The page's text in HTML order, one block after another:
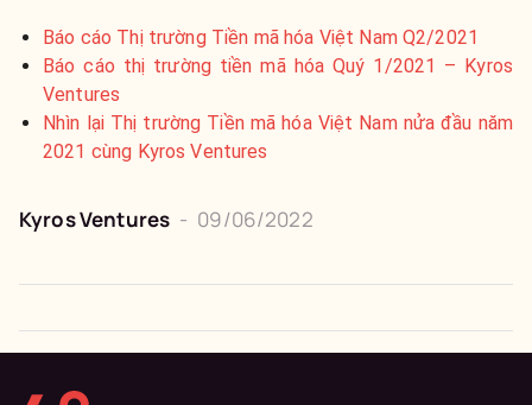
Báo cáo Thị trường Tiền mã hóa Việt Nam Q2/2021
Báo cáo thị trường tiền mã hóa Quý 1/2021 – Kyros
Ventures
Nhìn lại Thị trường Tiền mã hóa Việt Nam nửa đầu năm
2021 cùng Kyros Ventures
Kyros Ventures - 09/06/2022